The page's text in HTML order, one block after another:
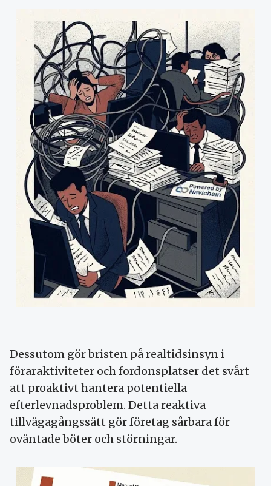
Dessutom gör bristen på realtidsinsyn i
föraraktiviteter och fordonsplatser det svårt
att proaktivt hantera potentiella
efterlevnadsproblem. Detta reaktiva
tillvägagångssätt gör företag sårbara för
oväntade böter och störningar.